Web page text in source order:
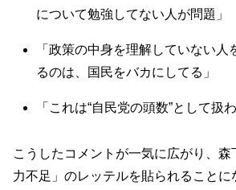
について勉強してない人が問題」
「政策の中身を理解していない人
るのは、国民をバカにしてる」
「これは“自民党の頭数”として扱
こうしたコメントが一気に広がり、森
力不足」のレッテルを貼られることに